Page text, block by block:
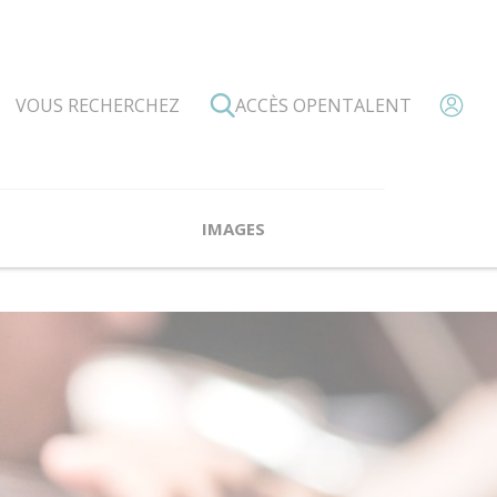
ACCÈS OPENTALENT
L’Association PADAM
Les professeurs
Valérie Bonardot
IMAGES